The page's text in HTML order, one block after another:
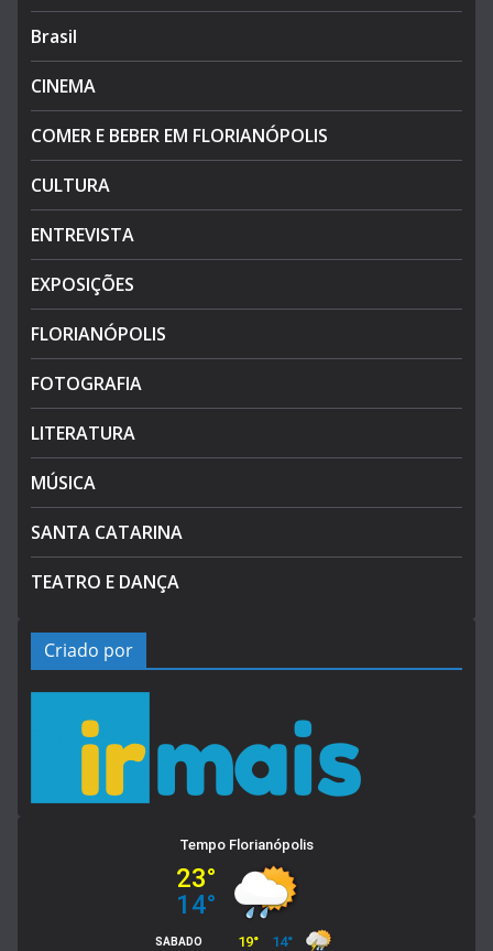
Brasil
CINEMA
COMER E BEBER EM FLORIANÓPOLIS
CULTURA
ENTREVISTA
EXPOSIÇÕES
FLORIANÓPOLIS
FOTOGRAFIA
LITERATURA
MÚSICA
SANTA CATARINA
TEATRO E DANÇA
Criado por